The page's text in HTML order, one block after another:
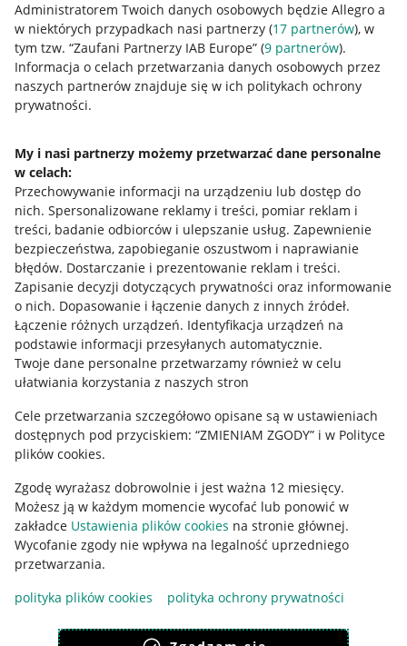
Administratorem Twoich danych osobowych będzie Allegro a
w niektórych przypadkach nasi partnerzy (17 partnerów), w
tym tzw. “Zaufani Partnerzy IAB Europe” (9 partnerów).
Informacja o celach przetwarzania danych osobowych przez
naszych partnerów znajduje się w ich politykach ochrony
prywatności.
My i nasi partnerzy możemy przetwarzać dane personalne
w celach:
Przechowywanie informacji na urządzeniu lub dostęp do
nich. Spersonalizowane reklamy i treści, pomiar reklam i
treści, badanie odbiorców i ulepszanie usług. Zapewnienie
bezpieczeństwa, zapobieganie oszustwom i naprawianie
błędów. Dostarczanie i prezentowanie reklam i treści.
Zapisanie decyzji dotyczących prywatności oraz informowanie
o nich. Dopasowanie i łączenie danych z innych źródeł.
Łączenie różnych urządzeń. Identyfikacja urządzeń na
podstawie informacji przesyłanych automatycznie.
Twoje dane personalne przetwarzamy również w celu
ułatwiania korzystania z naszych stron
Cele przetwarzania szczegółowo opisane są w ustawieniach
dostępnych pod przyciskiem: “ZMIENIAM ZGODY” i w Polityce
plików cookies.
Zgodę wyrażasz dobrowolnie i jest ważna 12 miesięcy.
Możesz ją w każdym momencie wycofać lub ponowić w
zakładce Ustawienia plików cookies na stronie głównej.
Wycofanie zgody nie wpływa na legalność uprzedniego
przetwarzania.
polityka plików cookies
polityka ochrony prywatności
Przydatne informacje
Jak to działa
Allegro Gadane dla sprzedających
Allegro Gadane dla kupujących
Mapa miejscowości
Informacje prawne
Regulamin
Polityka plików "cookies"
Ustawienia plików "cookies"
Udostępnianie lokalizacji
Informacje dla Aktu o Usługach Cyfrowych
Pobierz aplikację